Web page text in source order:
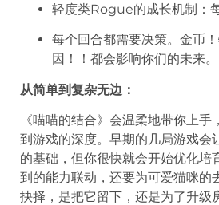
轻度类Rogue的成长机制：
每个回合都需要决策。金币
因！！都会影响你们的未来。
从简单到复杂无边：
《喵喵的结合》会温柔地带你上
到游戏的深度。早期的几局游戏会
的基础，但你很快就会开始优化培
到的能力联动，还要为可爱猫咪的
抉择，是把它留下，还是为了升级